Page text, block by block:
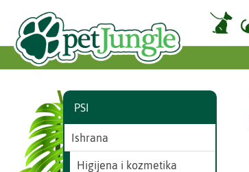
PSI
Ishrana
Higijena i kozmetika